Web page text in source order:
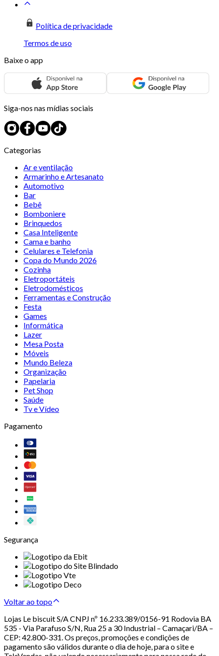
Política de privacidade
Termos de uso
Baixe o app
Siga-nos nas mídias sociais
Categorias
Ar e ventilação
Armarinho e Artesanato
Automotivo
Bar
Bebê
Bomboniere
Brinquedos
Casa Inteligente
Cama e banho
Celulares e Telefonia
Copa do Mundo 2026
Cozinha
Eletroportáteis
Eletrodomésticos
Ferramentas e Construção
Festa
Games
Informática
Lazer
Mesa Posta
Móveis
Mundo Beleza
Organização
Papelaria
Pet Shop
Saúde
Tv e Vídeo
Pagamento
Segurança
Voltar ao topo
Lojas Le biscuit S/A CNPJ nº 16.233.389/0156-91 Rodovia BA
535 - Via Parafuso S/N, Rua 25 a 30 Industrial – Camaçari/BA –
CEP: 42.800-331. Os preços, promoções e condições de
pagamento são válidos durante o dia de hoje, para o site e